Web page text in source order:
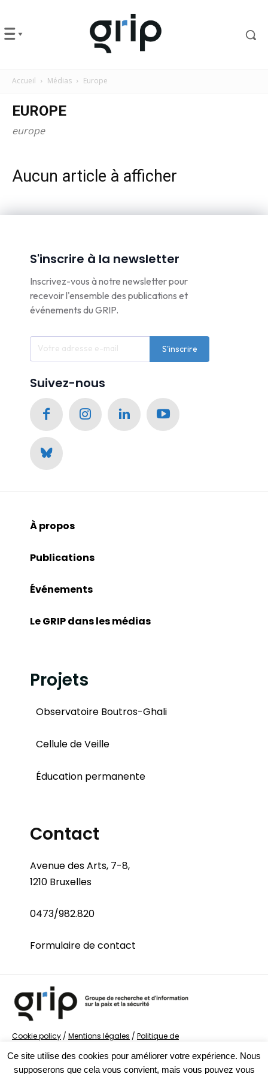
Accueil Médias Europe
EUROPE
europe
Aucun article à afficher
S'inscrire à la newsletter
Inscrivez-vous à notre newsletter pour
recevoir l'ensemble des publications et
événements du GRIP.
S'inscrire
Suivez-nous
À propos
Publications
Événements
Le GRIP dans les médias
Projets
Observatoire Boutros-Ghali
Cellule de Veille
Éducation permanente
Contact
Avenue des Arts, 7-8,
1210 Bruxelles
0473/982.820
Formulaire de contact
Cookie policy / Mentions légales / Politique de
la Sécurité
Ce site utilise des cookies pour améliorer votre expérience. Nous
supposerons que cela vous convient, mais vous pouvez vous